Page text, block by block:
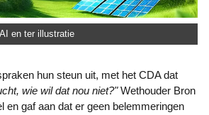
en ter illustratie
wie wil dat nou niet?"Wethouder Bron
en gaf aan dat er geen belemmeringen